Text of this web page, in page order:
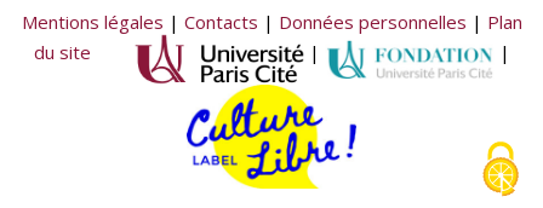
Mentions légales | Contacts | Données personnelles | Plan
du site
| |